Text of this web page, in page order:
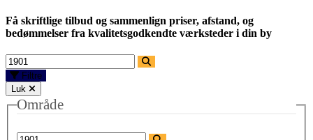
Få skriftlige tilbud og sammenlign priser, afstand, og
bedømmelser fra kvalitetsgodkendte værksteder i din by
Filtre
Luk
Område